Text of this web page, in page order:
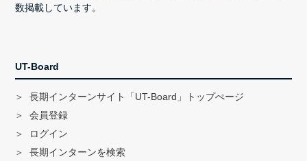
数掲載しています。
UT-Board
長期インターンサイト「UT-Board」トップぺージ
会員登録
ログイン
長期インターンを検索